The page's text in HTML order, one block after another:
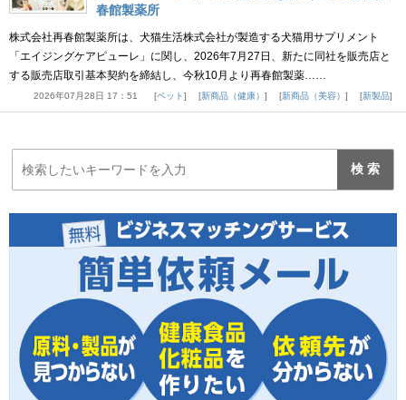
春館製薬所
株式会社再春館製薬所は、犬猫生活株式会社が製造する犬猫用サプリメント
「エイジングケアピューレ」に関し、2026年7月27日、新たに同社を販売店と
する販売店取引基本契約を締結し、今秋10月より再春館製薬……
2026年07月28日 17：51 ペット 新商品（健康） 新商品（美容） 新製品